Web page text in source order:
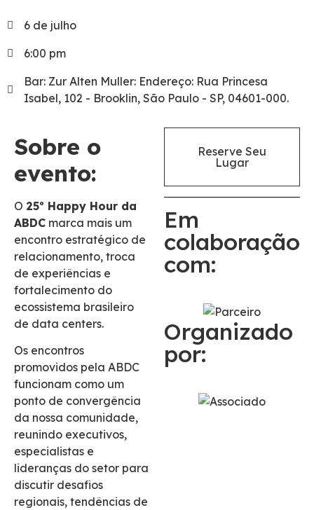
6 de julho
6:00 pm
Bar: Zur Alten Muller: Endereço: Rua Princesa
Isabel, 102 - Brooklin, São Paulo - SP, 04601-000.
Sobre o
evento:
O 25º Happy Hour da
ABDC marca mais um
encontro estratégico de
relacionamento, troca
de experiências e
fortalecimento do
ecossistema brasileiro
de data centers.
Os encontros
promovidos pela ABDC
funcionam como um
ponto de convergência
da nossa comunidade,
reunindo executivos,
especialistas e
lideranças do setor para
discutir desafios
regionais, tendências de
Reserve Seu
Lugar
Em
colaboração
com:
Organizado
por: